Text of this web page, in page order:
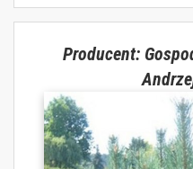
Producent: